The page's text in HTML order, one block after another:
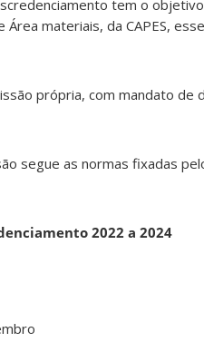
tem o
Área materiais, da CAPES,
própria, com mandato de
segue as normas fixadas
2022 a 2024